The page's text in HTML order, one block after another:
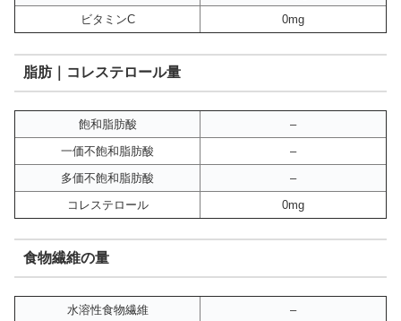
ビタミンC
0mg
脂肪｜コレステロール量
飽和脂肪酸
–
一価不飽和脂肪酸
–
多価不飽和脂肪酸
–
コレステロール
0mg
食物繊維の量
水溶性食物繊維
–